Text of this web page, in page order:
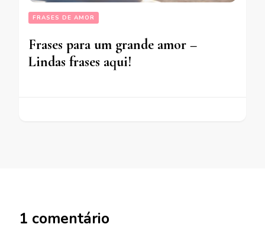
FRASES DE AMOR
Frases para um grande amor –
Lindas frases aqui!
1 comentário